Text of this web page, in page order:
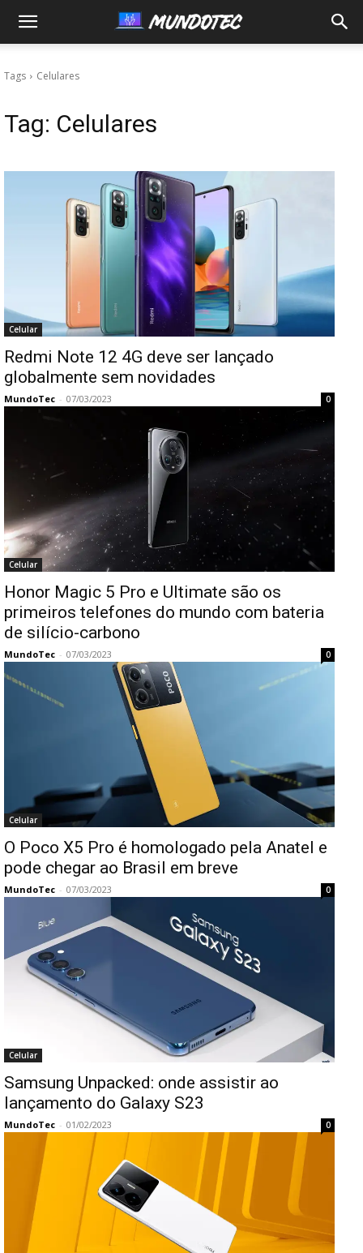
MundoTec
Tags Celulares
Tag: Celulares
Celular
Redmi Note 12 4G deve ser lançado
globalmente sem novidades
MundoTec - 07/03/2023 0
Celular
Honor Magic 5 Pro e Ultimate são os
primeiros telefones do mundo com bateria
de silício-carbono
MundoTec - 07/03/2023 0
Celular
O Poco X5 Pro é homologado pela Anatel e
pode chegar ao Brasil em breve
MundoTec - 07/03/2023 0
Celular
Samsung Unpacked: onde assistir ao
lançamento do Galaxy S23
MundoTec - 01/02/2023 0